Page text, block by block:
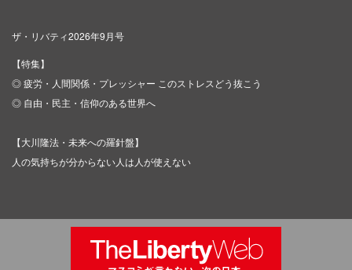
ザ・リバティ2026年9月号
【特集】
◎ 疲労・人間関係・プレッシャー このストレスどう抜こう
◎ 自由・民主・信仰のある世界へ
【大川隆法・未来への羅針盤】
人の気持ちが分からない人は人が使えない